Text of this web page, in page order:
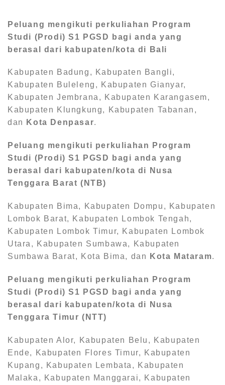
Peluang mengikuti perkuliahan Program
Studi (Prodi) S1 PGSD bagi anda yang
berasal dari kabupaten/kota di Bali
Kabupaten Badung, Kabupaten Bangli,
Kabupaten Buleleng, Kabupaten Gianyar,
Kabupaten Jembrana, Kabupaten Karangasem,
Kabupaten Klungkung, Kabupaten Tabanan,
dan
Kota Denpasar.
Peluang mengikuti perkuliahan Program
Studi (Prodi) S1 PGSD bagi anda yang
berasal dari kabupaten/kota di Nusa
Tenggara Barat (NTB)
Kabupaten Bima, Kabupaten Dompu, Kabupaten
Lombok Barat, Kabupaten Lombok Tengah,
Kabupaten Lombok Timur, Kabupaten Lombok
Utara, Kabupaten Sumbawa, Kabupaten
Sumbawa Barat, Kota Bima, dan
Kota Mataram.
Peluang mengikuti perkuliahan Program
Studi (Prodi) S1 PGSD bagi anda yang
berasal dari kabupaten/kota di Nusa
Tenggara Timur (NTT)
Kabupaten Alor, Kabupaten Belu, Kabupaten
Ende, Kabupaten Flores Timur, Kabupaten
Kupang, Kabupaten Lembata, Kabupaten
Malaka, Kabupaten Manggarai, Kabupaten